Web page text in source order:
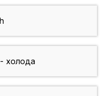
холода